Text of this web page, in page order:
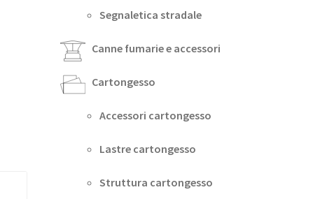
Segnaletica stradale
Canne fumarie e accessori
Cartongesso
Accessori cartongesso
Lastre cartongesso
Struttura cartongesso